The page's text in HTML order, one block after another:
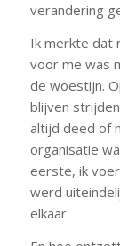
verandering
Ik merkte dat
voor me was
de woestijn.
blijven
altijd deed of
organisatie
eerste, ik
werd
elkaar.